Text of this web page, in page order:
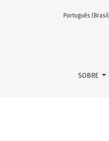
Programa
SOBRE
Mudar o idioma.
Português